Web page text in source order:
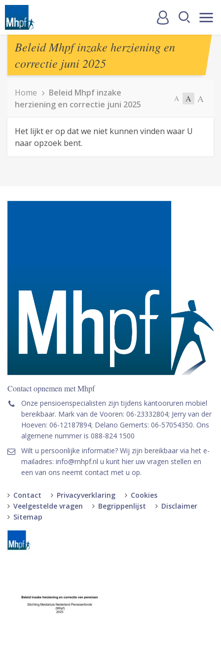
Beleid Mhpf inzake herziening en
correctie juni 2025
Home
Beleid Mhpf inzake
herziening en correctie juni 2025
A A A
Het lijkt er op dat we niet kunnen vinden waar U
naar opzoek bent.
Contact opnemen met Mhpf
Onze pensioenspecialisten zijn tijdens kantooruren mobiel
bereikbaar. Mark van de Vooren: 06-23332804; Jerry van der
Hoeven: 06-12187894; Delano Gemerts: 06-57054350. Ons
algemene nummer is 088-824 1500
Wilt u persoonlijke informatie? Wij zijn bereikbaar via het e-
mailadres: info@mhpf.nl u kunt hier uw vragen stellen en
een van ons neemt contact met u op.
Contact Privacyverklaring
Cookies
Veelgestelde vragen
Begrippenlijst
Disclaimer
Sitemap